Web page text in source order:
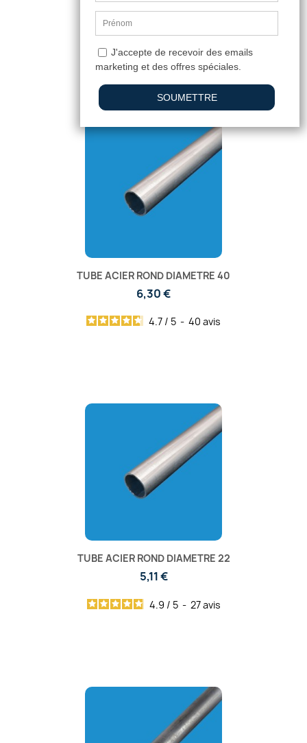
7,94 €
4.8/5-45avis
TUBE ACIER ROND DIAMETRE 40
6,30 €
4.7 / 5 - 40 avis
TUBE ACIER ROND DIAMETRE 22
5,11 €
4.9 / 5 - 27avis